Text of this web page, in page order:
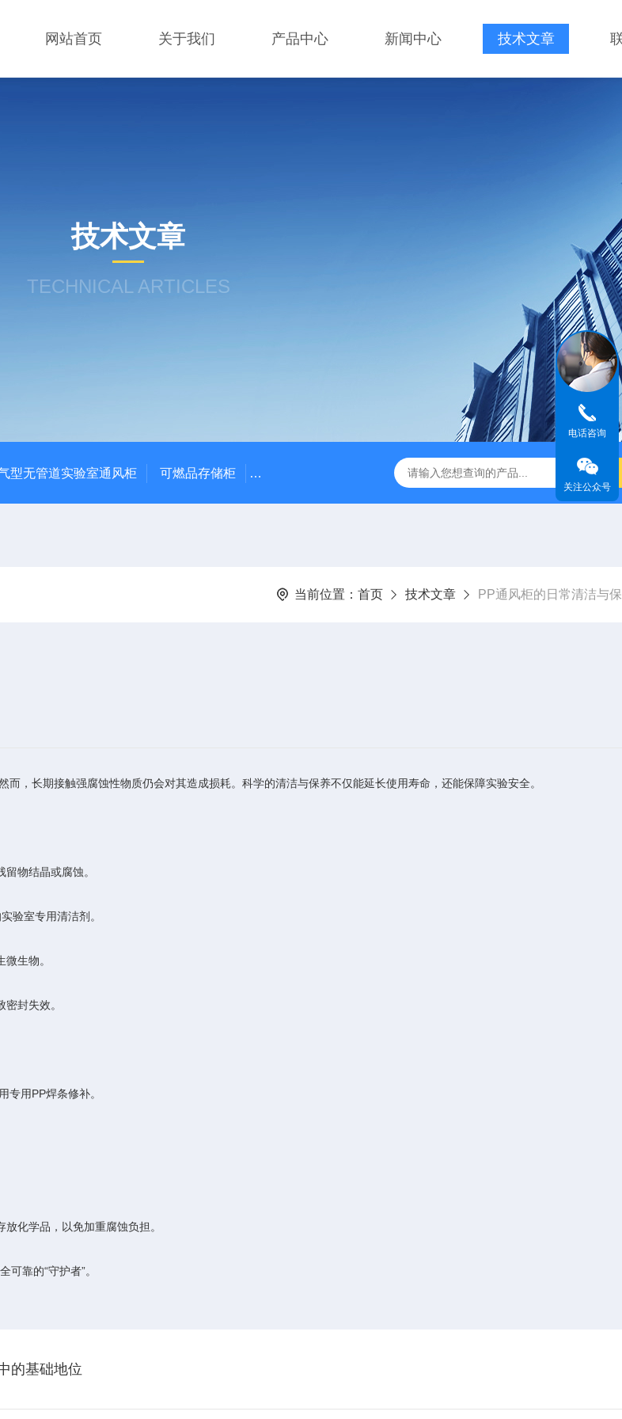
网站首页 关于我们 产品中心 新闻中心 技术文章
技术文章
TECHNICAL ARTICLES
型无管道实验室通风柜 可燃品存储柜 TSF-DS800净气型通风柜 TSF-DS800FW净气型通风柜（全
当前位置： 首页 技术文章 PP通风柜的日常清洁与
，长期接触强腐蚀性物质仍会对其造成损耗。科学的清洁与保养不仅能延长使用寿命，还能保障实验安全。
物结晶或腐蚀。
验室专用清洁剂。
生物。
封失效。
用PP焊条修补。
化学品，以免加重腐蚀负担。
靠的“守护者”。
的基础地位
电话咨询
关注公众号